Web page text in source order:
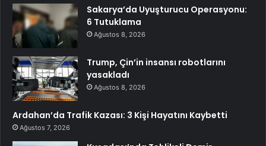
Sakarya’da Uyuşturucu Operasyonu:
6 Tutuklama
Ağustos 8, 2026
Trump, Çin’in insansı robotlarını
yasakladı
Ağustos 8, 2026
Ardahan’da Trafik Kazası: 3 Kişi Hayatını Kaybetti
Ağustos 7, 2026